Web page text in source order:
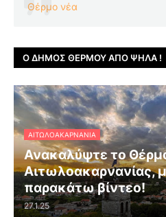
Θέρμο νέα
Ο ΔΉΜΟΣ ΘΈΡΜΟΥ ΑΠΌ ΨΗΛΆ !
ΑΙΤΩΛΟΑΚΑΡΝΑΝΊΑ
Ανακαλύψτε το
Αιτωλοακαρνανίας,
παρακάτω βίντεο!
27.1.25